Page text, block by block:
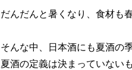
だんだんと暑くなり、食材も
そんな中、日本酒にも夏酒の
夏酒の定義は決まっていない